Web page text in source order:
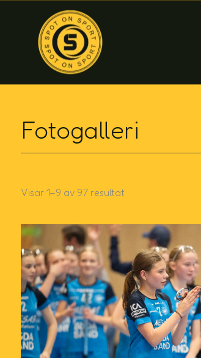
Fotogalleri
Visar 1–9 av 97 resultat